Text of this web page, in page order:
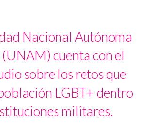
Nacional Autónoma
cuenta con el
sobre los retos que
LGBT+ dentro
militares.